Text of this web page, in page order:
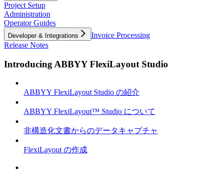
Project Setup
Administration
Operator Guides
Developer & Integrations
Invoice Processing
Release Notes
Introducing ABBYY FlexiLayout Studio
ABBYY FlexiLayout Studio の紹介
ABBYY FlexiLayout™ Studio について
非構造化文書からのデータキャプチャ
FlexiLayout の作成